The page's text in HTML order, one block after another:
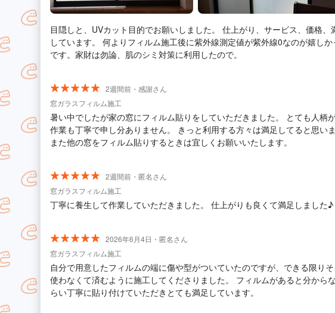
目隠しと、UVカット目的でお願いしました。 仕上がり、サービス、価格、
しています。 何よりフィルム施工後に紫外線測定値が紫外線0なのが嬉しか
です。家財は勿論、肌のシミ対策に利用したので。
2週間前・感謝さん
窓ガラスフィルム施工
暑い中でしたが家の窓にフィルム貼りをしていただきました。 とても人柄
作業も丁寧で申し分ありません。 きっと利用する方々は満足してると思い
また他の窓をフィルム貼りするときは宜しくお願いいたします。
2週間前・匿名さん
窓ガラスフィルム施工
丁寧に養生して作業していただきました。 仕上がりも良くて満足しました♪
2026年6月4日・匿名さん
窓ガラスフィルム施工
自分で用意したフィルムの端に傷や型がついていたのですが、できる限り
使わなくて済むように施工してくださりました。 フィルムがあると分から
らい丁寧に貼り付けていただきとても満足しています。